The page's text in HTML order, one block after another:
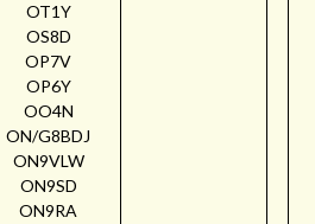
OT1Y
OS8D
OP7V
OP6Y
OO4N
ON/G8BDJ
ON9VLW
ON9SD
ON9RA